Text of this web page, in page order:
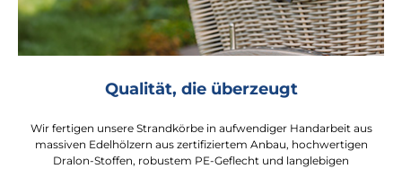
Qualität, die überzeugt
Wir fertigen unsere Strandkörbe in aufwendiger Handarbeit aus
massiven Edelhölzern aus zertifiziertem Anbau, hochwertigen
Dralon-Stoffen, robustem PE-Geflecht und langlebigen